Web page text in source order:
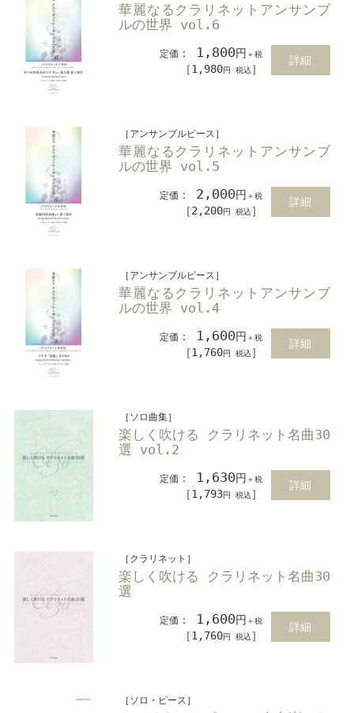
華麗なるクラリネットアンサンブ
ルの世界 vol.6
定価 ： 1,800円 ＋税
［1,980円 税込 ］
詳細
［アンサンブルピース］
華麗なるクラリネットアンサンブ
ルの世界 vol.5
定価 ： 2,000円 ＋税
［2,200円 税込 ］
詳細
［アンサンブルピース］
華麗なるクラリネットアンサンブ
ルの世界 vol.4
定価 ： 1,600円 ＋税
［1,760円 税込 ］
詳細
［ソロ曲集］
楽しく吹ける クラリネット名曲30
選 vol.2
定価 ： 1,630円 ＋税
［1,793円 税込 ］
詳細
［クラリネット］
楽しく吹ける クラリネット名曲30
選
定価 ： 1,600円 ＋税
［1,760円 税込 ］
詳細
［ソロ・ピース］